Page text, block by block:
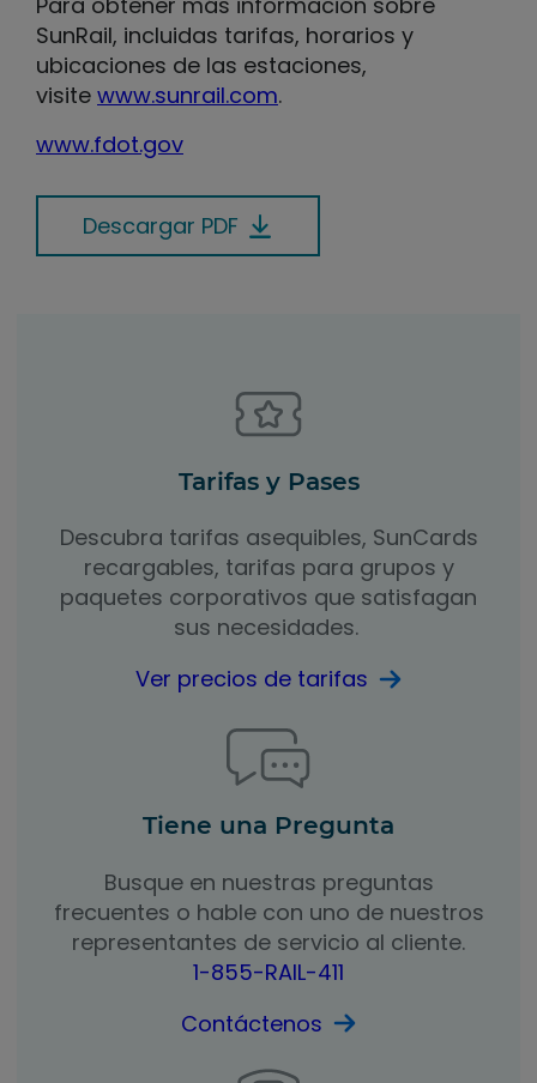
SunRail, incluidas tarifas, horarios y
ubicaciones de las estaciones,
visite www.sunrail.com.
www.fdot.gov
Descargar PDF
Tarifas y Pases
Descubra tarifas asequibles, SunCards
recargables, tarifas para grupos y
paquetes corporativos que satisfagan
sus necesidades.
Ver precios de tarifas
Tiene una Pregunta
Busque en nuestras preguntas
frecuentes o hable con uno de nuestros
representantes de servicio al cliente.
1-855-RAIL-411
Contáctenos